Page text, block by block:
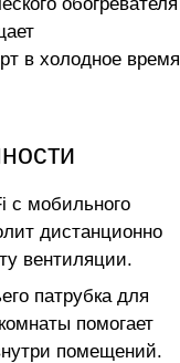
в холодное время
с мобильного
дистанционно
вентиляции.
патрубка для
помогает
помещений.